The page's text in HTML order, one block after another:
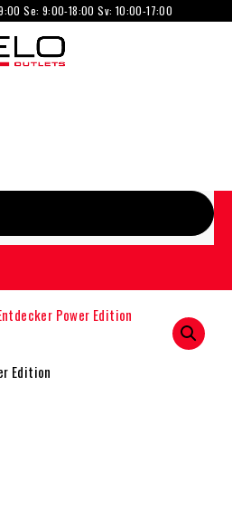
Se: 9:00-18:00 Sv: 10:00-17:00